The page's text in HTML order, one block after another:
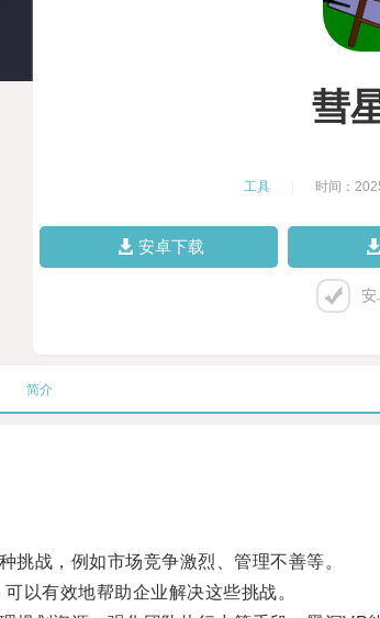
彗
工具 时间：
安卓下载
安
简介
战，例如市场竞争激烈、管理不善等。
有效地帮助企业解决这些挑战。